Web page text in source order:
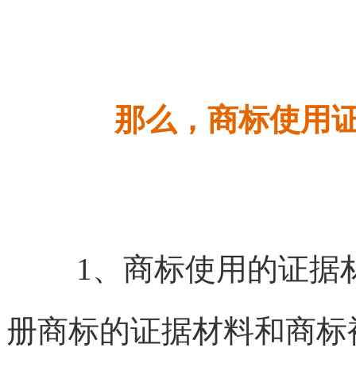
那么， 商标使用
1、商标使用的证据
册商标的证据材料和商